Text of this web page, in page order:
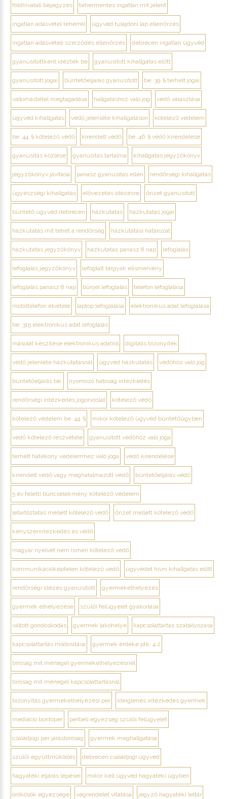
földhivatali bejegyzés tehermentes ingatlan mit jelent
ingatlan adásvétel teherrel ügyvéd tulajdoni lap ellenőrzés
ingatlan adásvételi szerződés ellenőrzés debrecen ingatlan ügyvéd
gyanúsítottként idéztek be gyanúsított kihallgatás előtt
gyanúsított jogai büntetőeljárás gyanúsított be. 39. § terhelt jogai
vallomástétel megtagadása hallgatáshoz való jog védő választása
ügyvéd kihallgatás védő jelenléte kihallgatáson kötelező védelem
be. 44. § kötelező védő kirendelt védő be. 46. § védő kirendelése
gyanúsítás közlése gyanúsítás tartalma kihallgatás jegyzőkönyv
jegyzőkönyv javítása panasz gyanúsítás ellen rendőrségi kihallgatás
ügyészségi kihallgatás elővezetés idézésre őrizet gyanúsított
büntető ügyvéd debrecen házkutatás házkutatás jogai
házkutatás mit tehet a rendőrség házkutatási határozat
házkutatás jegyzőkönyv házkutatás panasz 8 nap lefoglalás
lefoglalás jegyzőkönyv lefoglalt tárgyak elismervény
lefoglalás panasz 8 nap bűnjel lefoglalás telefon lefoglalása
mobiltelefon elvétele laptop lefoglalása elektronikus adat lefoglalása
be. 315 elektronikus adat lefoglalás
másolat készítése elektronikus adatról digitális bizonyíték
védő jelenléte házkutatásnál ügyvéd házkutatás védőhöz való jog
büntetőeljárás be. nyomozó hatóság intézkedés
rendőrségi intézkedés jogorvoslat kötelező védő
kötelező védelem be. 44. § mikor kötelező ügyvéd büntetőügyben
védő kötelező részvétele gyanúsított védőhöz való joga
terhelt hatékony védelemhez való joga védő kirendelése
kirendelt védő vagy meghatalmazott védő büntetőeljárás védő
5 év feletti bűncselekmény kötelező védelem
letartóztatás mellett kötelező védő őrizet mellett kötelező védő
kényszerintézkedés és védő
magyar nyelvet nem ismeri kötelező védő
kommunikációképtelen kötelező védő ügyvédet hívni kihallgatás előtt
rendőrségi idézés gyanúsított gyermekelhelyezés
gyermek elhelyezése szülői felügyelet gyakorlása
váltott gondoskodás gyermek lakóhelye kapcsolattartás szabályozása
kapcsolattartás módosítása gyermek érdeke ptk. 4:2
bíróság mit mérlegel gyermekelhelyezésnél
bíróság mit mérlegel kapcsolattartásnál
bizonyítás gyermekelhelyezési per ideiglenes intézkedés gyermek
mediáció bontóper perbeli egyezség szülői felügyelet
családjogi per járásbíróság gyermek meghallgatása
szülői együttműködés debrecen családjogi ügyvéd
hagyatéki eljárás lépései mikor kell ügyvéd hagyatéki ügyben
örökösök egyezsége végrendelet vitatása jegyző hagyatéki leltár